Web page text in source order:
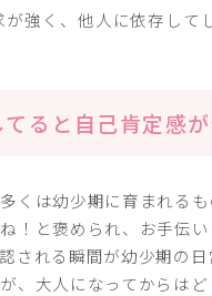
が強く、他人に依存して
ると自己肯定感
くは幼少期に育まれる
！と褒められ、お手伝
される瞬間が幼少期の
、大人になってからはど